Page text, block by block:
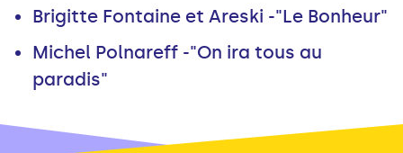
Brigitte Fontaine et Areski -"Le Bonheur"
Michel Polnareff -"On ira tous au
paradis"